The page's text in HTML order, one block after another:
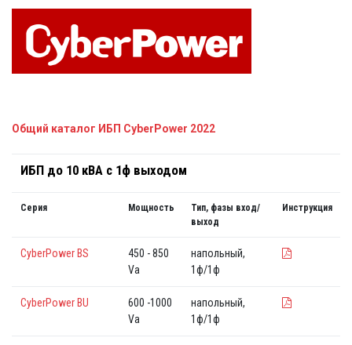
Общий каталог ИБП CyberPower 2022
ИБП до 10 кВА с 1ф выходом
Серия Мощность
Тип, фазы вход/
выход
Инструкция
CyberPower BS
450 - 850
Va
напольный,
1ф/1ф
CyberPower BU
600 -1000
Va
напольный,
1ф/1ф